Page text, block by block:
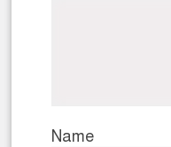
Name